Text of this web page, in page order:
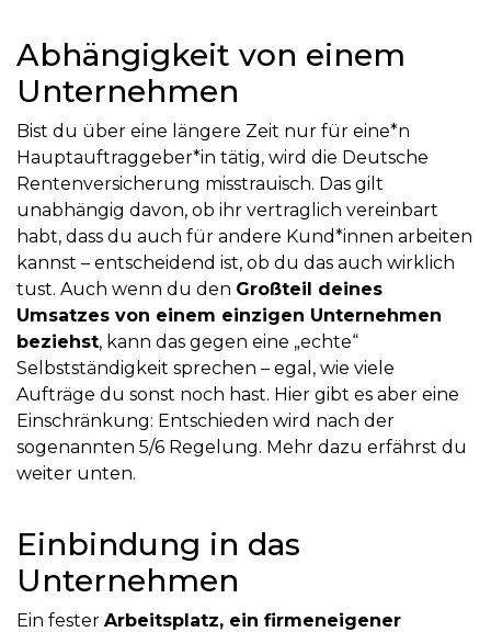
Abhängigkeit von einem
Unternehmen
Bist du über eine längere Zeit nur für eine*n
Hauptauftraggeber*in tätig, wird die Deutsche
Rentenversicherung misstrauisch. Das gilt
unabhängig davon, ob ihr vertraglich vereinbart
habt, dass du auch für andere Kund*innen arbeiten
kannst – entscheidend ist, ob du das auch wirklich
tust. Auch wenn du den Großteil deines
Umsatzes von einem einzigen Unternehmen
beziehst, kann das gegen eine „echte“
Selbstständigkeit sprechen – egal, wie viele
Aufträge du sonst noch hast. Hier gibt es aber eine
Einschränkung: Entschieden wird nach der
sogenannten 5/6 Regelung. Mehr dazu erfährst du
weiter unten.
Einbindung in das
Unternehmen
Ein fester Arbeitsplatz, ein firmeneigener